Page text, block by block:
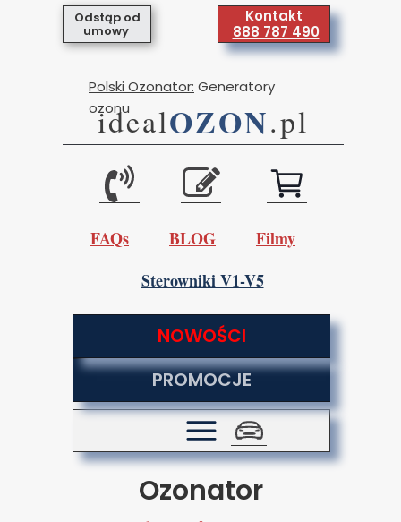
Odstąp od
umowy
NOWOŚCI
PROMOCJE
Kontakt
888 787 490
FAQs BLOG Filmy
idealOZON.pl
Polski Ozonator: Generatory
ozonu
Sterowniki V1-V5
Ozonator